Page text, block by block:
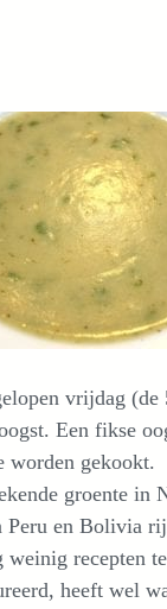
vrijdag (de
Een fikse
worden gekookt.
groente in
Peru en Bolivia
weinig recepten
heeft wel